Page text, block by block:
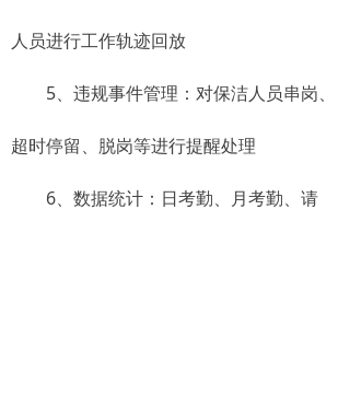
人员进行工作轨迹回放
5、违规事件管理：对保洁人员串岗、
超时停留、脱岗等进行提醒处理
6、数据统计：日考勤、月考勤、请